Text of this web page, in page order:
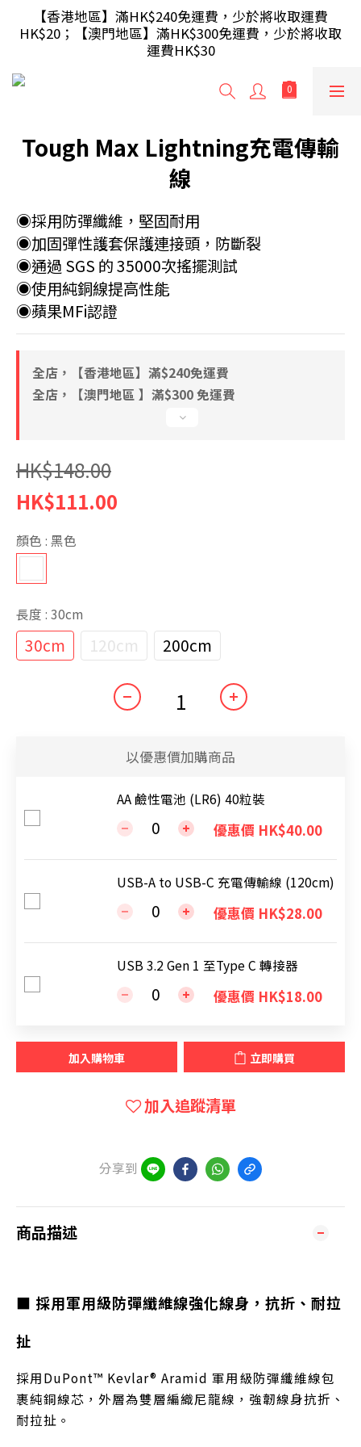
【滿額即送】訂單滿$499 送 USB 無線滑鼠 / 30W USB
充電器 ; 滿$699 再送 AA/AAA 電芯40粒(隨機及根據庫
存調整)
【香港地區】滿HK$240免運費，少於將收取運費
HK$20；【澳門地區】滿HK$300免運費，少於將收取
運費HK$30
【滿額即送】訂單滿$499 送 USB 無線滑鼠 / 30W USB
充電器 ; 滿$699 再送 AA/AAA 電芯40粒(隨機及根據庫
Tough Max Lightning充電傳輸
線
◉採用防彈纖維，堅固耐用
◉加固彈性護套保護連接頭，防斷裂
◉通過 SGS 的 35000次搖擺測試
◉使用純銅線提高性能
◉蘋果MFi認證
全店，【香港地區】滿$240免運費
全店，【澳門地區 】滿$300 免運費
HK$148.00
HK$111.00
顏色 : 黑色
長度 : 30cm
30cm 120cm 200cm
以優惠價加購商品
AA 鹼性電池 (LR6) 40粒裝
優惠價 HK$40.00
USB-A to USB-C 充電傳輸線 (120cm)
優惠價 HK$28.00
USB 3.2 Gen 1 至Type C 轉接器
優惠價 HK$18.00
加入購物車 立即購買
加入追蹤清單
分享到
商品描述
■ 採用軍用級防彈纖維線強化線身，抗折、耐拉
扯
採用DuPont™ Kevlar® Aramid 軍用級防彈纖維線包
裹純銅線芯，外層為雙層編織尼龍線，強韌線身抗折、
耐拉扯。